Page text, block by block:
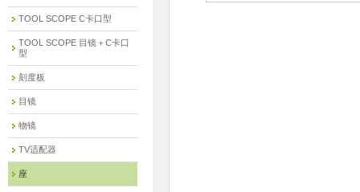
TOOL SCOPE C卡口型
TOOL SCOPE 目镜＋C卡口
型
刻度板
目镜
物镜
TV适配器
座